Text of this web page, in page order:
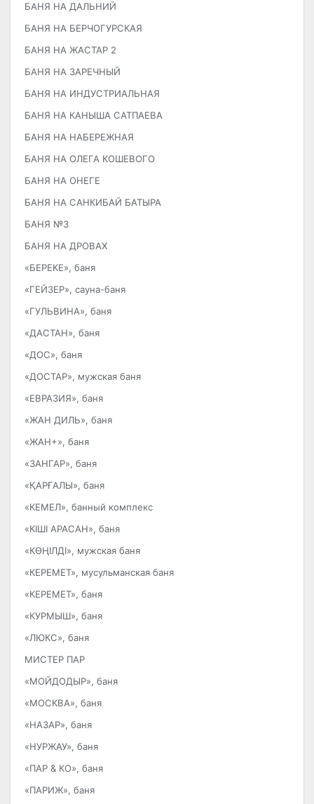
БАНЯ НА ДАЛЬНИЙ
БАНЯ НА БЕРЧОГУРСКАЯ
БАНЯ НА ЖАСТАР 2
БАНЯ НА ЗАРЕЧНЫЙ
БАНЯ НА ИНДУСТРИАЛЬНАЯ
БАНЯ НА КАНЫША САТПАЕВА
БАНЯ НА НАБЕРЕЖНАЯ
БАНЯ НА ОЛЕГА КОШЕВОГО
БАНЯ НА ОНЕГЕ
БАНЯ НА САНКИБАЙ БАТЫРА
БАНЯ №3
БАНЯ НА ДРОВАХ
«БЕРЕКЕ», баня
«ГЕЙЗЕР», сауна-баня
«ГУЛЬВИНА», баня
«ДАСТАН», баня
«ДОС», баня
«ДОСТАР», мужская баня
«ЕВРАЗИЯ», баня
«ЖАН ДИЛЬ», баня
«ЖАН+», баня
«ЗАНГАР», баня
«ҚАРҒАЛЫ», баня
«КЕМЕЛ», банный комплекс
«КІШІ АРАСАН», баня
«КӨҢІЛДІ», мужская баня
«КЕРЕМЕТ», мусульманская баня
«КЕРЕМЕТ», баня
«КУРМЫШ», баня
«ЛЮКС», баня
МИСТЕР ПАР
«МОЙДОДЫР», баня
«МОСКВА», баня
«НАЗАР», баня
«НУРЖАУ», баня
«ПАР & КО», баня
«ПАРИЖ», баня